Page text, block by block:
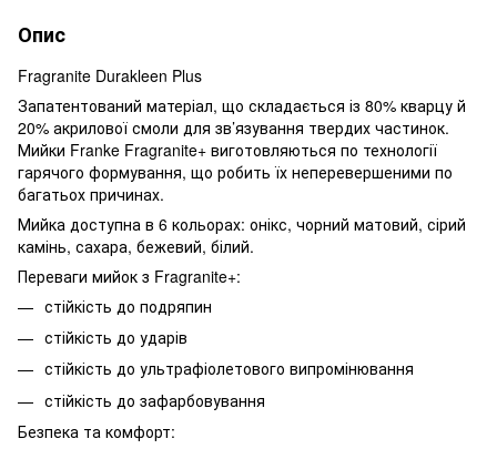
Опис
Fragranite Durakleen Plus
Запатентований матеріал, що складається із 80% кварцу й
20% акрилової смоли для зв’язування твердих частинок.
Мийки Franke Fragranite+ виготовляються по технології
гарячого формування, що робить їх неперевершеними по
багатьох причинах.
Мийка доступна в 6 кольорах: онікс, чорний матовий, сірий
камінь, сахара, бежевий, білий.
Переваги мийок з Fragranite+:
стійкість до подряпин
стійкість до ударів
стійкість до ультрафіолетового випромінювання
стійкість до зафарбовування
Безпека та комфорт: